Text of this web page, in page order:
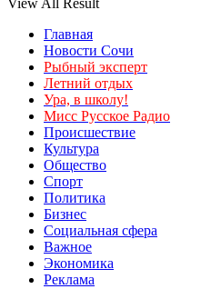
View All Result
Главная
Новости Сочи
Рыбный эксперт
Летний отдых
Ура, в школу!
Мисс Русское Радио
Происшествие
Культура
Общество
Спорт
Политика
Бизнес
Социальная сфера
Важное
Экономика
Реклама